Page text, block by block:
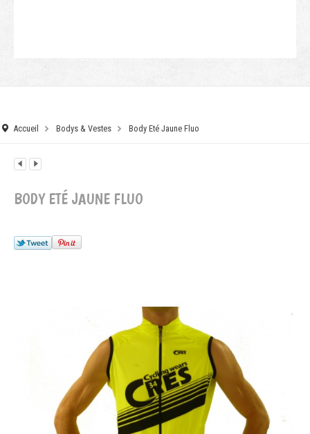
Accueil Bodys & Vestes Body Eté Jaune Fluo
BODY ETÉ JAUNE FLUO